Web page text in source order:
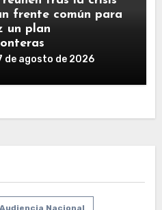
frente común para
un plan
de agosto de 2026
Audiencia Nacional